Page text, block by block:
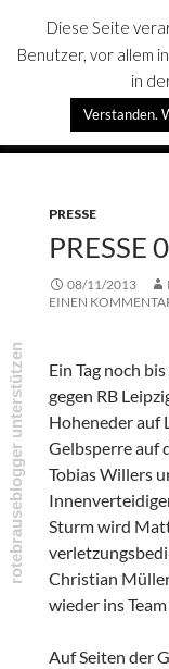
SPRINGE
PRESSE
PRESSE
08/11/2013
EINEN
Ein Tag noch
gegen RB
Hoheneder auf
Gelbsperre auf
Tobias Willers
Sturm wird
Christian
wieder ins
Auf Seiten der
Diese Seite
Benutzer, vor allem
in
Verstanden.
rotebrauseblogger unterstützen